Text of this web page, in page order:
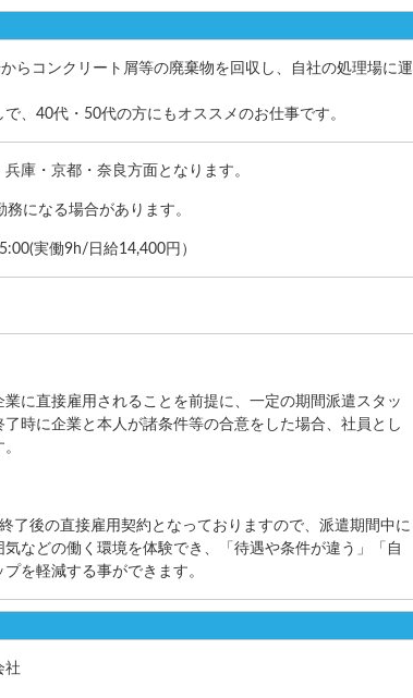
らコンクリート屑等の廃棄物を回収し、自社の処理場に運
、40代・50代の方にもオススメのお仕事です。
庫・京都・奈良方面となります。
になる場合があります。
実働9h/日給14,400円）
に直接雇用されることを前提に、一定の期間派遣スタッ
時に企業と本人が諸条件等の合意をした場合、社員とし
了後の直接雇用契約となっておりますので、派遣期間中に
などの働く環境を体験でき、「待遇や条件が違う」「自
を軽減する事ができます。
社